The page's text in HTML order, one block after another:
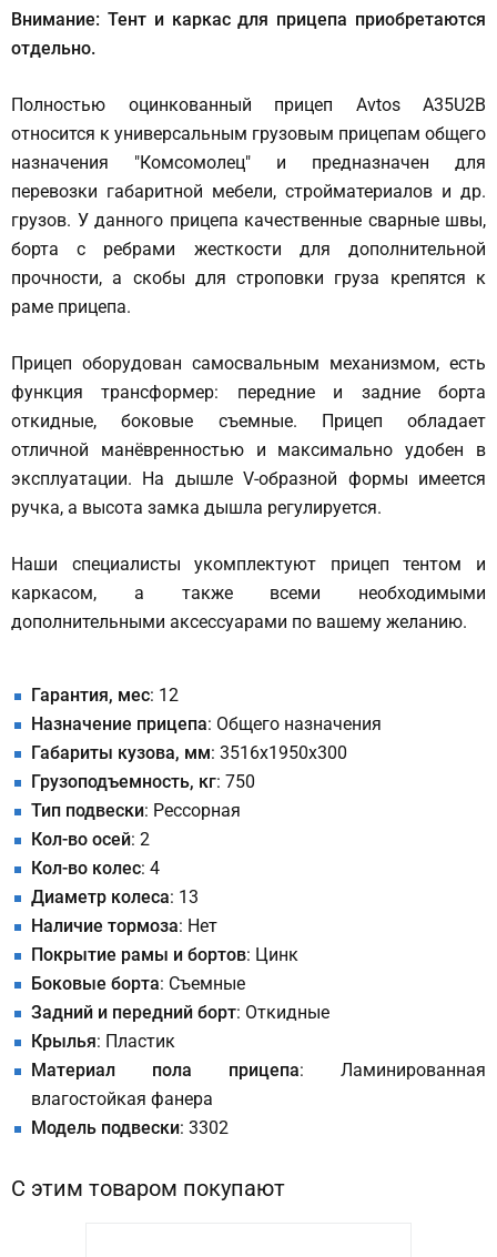
Внимание: Тент и каркас для прицепа приобретаются
отдельно.
Полностью оцинкованный прицеп Avtos A35U2B
относится к универсальным грузовым прицепам общего
назначения "Комсомолец" и предназначен для
перевозки габаритной мебели, стройматериалов и др.
грузов. У данного прицепа качественные сварные швы,
борта с ребрами жесткости для дополнительной
прочности, а скобы для строповки груза крепятся к
раме прицепа.
Прицеп оборудован самосвальным механизмом, есть
функция трансформер: передние и задние борта
откидные, боковые съемные. Прицеп обладает
отличной манёвренностью и максимально удобен в
эксплуатации. На дышле V-образной формы имеется
ручка, а высота замка дышла регулируется.
Наши специалисты укомплектуют прицеп тентом и
каркасом, а также всеми необходимыми
дополнительными аксессуарами по вашему желанию.
Гарантия, мес: 12
Назначение прицепа: Общего назначения
Габариты кузова, мм: 3516х1950х300
Грузоподъемность, кг: 750
Тип подвески: Рессорная
Кол-во осей: 2
Кол-во колес: 4
Диаметр колеса: 13
Наличие тормоза: Нет
Покрытие рамы и бортов: Цинк
Боковые борта: Съемные
Задний и передний борт: Откидные
Крылья: Пластик
Материал пола прицепа: Ламинированная
влагостойкая фанера
Модель подвески: 3302
С этим товаром покупают